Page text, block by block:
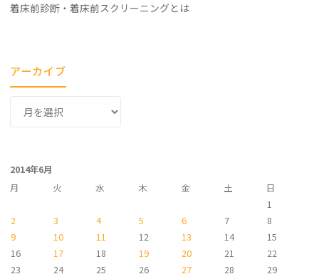
着床前診断・着床前スクリーニングとは
アーカイブ
ブ
2014年6月
月
火 水 木 金 土
日
1
2
3 4 5 6 7
8
9
10 11 12 13 14
15
16
17 18 19 20 21
22
23
24 25 26 27 28
29